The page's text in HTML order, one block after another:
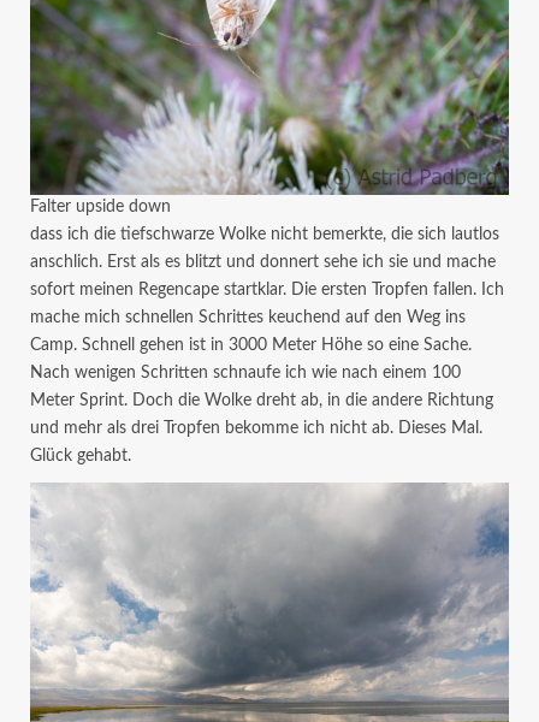
Falter upside down
dass ich die tiefschwarze Wolke nicht bemerkte, die sich lautlos
anschlich. Erst als es blitzt und donnert sehe ich sie und mache
sofort meinen Regencape startklar. Die ersten Tropfen fallen. Ich
mache mich schnellen Schrittes keuchend auf den Weg ins
Camp. Schnell gehen ist in 3000 Meter Höhe so eine Sache.
Nach wenigen Schritten schnaufe ich wie nach einem 100
Meter Sprint. Doch die Wolke dreht ab, in die andere Richtung
und mehr als drei Tropfen bekomme ich nicht ab. Dieses Mal.
Glück gehabt.